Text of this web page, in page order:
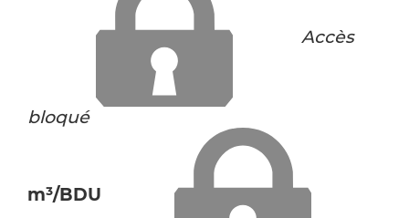
Accès
bloqué
m³/BDU